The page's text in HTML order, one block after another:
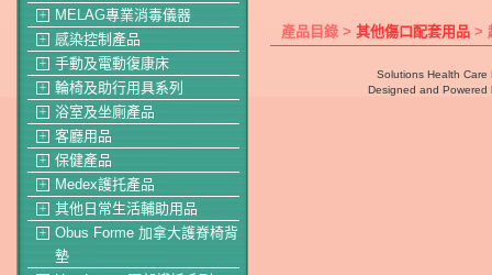
＋ MELAG專業消毒儀器
＋ 感染控制產品
＋ 手動及電動復康床
＋ 輪椅及助行用具系列
＋ 浴室及坐廁產品
＋ 客廳用品
＋ 保健產品
＋ Medex護托產品
＋ 其他日常生活輔助用品
＋
Obus Forme 加拿大護脊椅背
墊
產品目錄 > 其他傷口配套用品 >
Solutions Health Care
Designed and